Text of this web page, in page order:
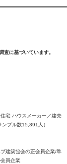
査に基づいています。
宅 ハウスメーカー／建売
プル数15,891人）
建築協会の正会員企業/準
員企業